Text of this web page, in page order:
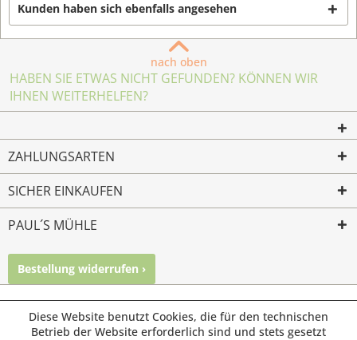
Kunden haben sich ebenfalls angesehen
nach oben
HABEN SIE ETWAS NICHT GEFUNDEN? KÖNNEN WIR
IHNEN WEITERHELFEN?
ZAHLUNGSARTEN
SICHER EINKAUFEN
PAUL´S MÜHLE
Bestellung widerrufen ›
© Paul's Mühle | Inhaber: Christof Paul e.K. | Westring 2 |
45659 Recklinghausen
Diese Website benutzt Cookies, die für den technischen
Betrieb der Website erforderlich sind und stets gesetzt